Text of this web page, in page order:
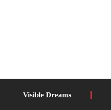
Visible Dreams